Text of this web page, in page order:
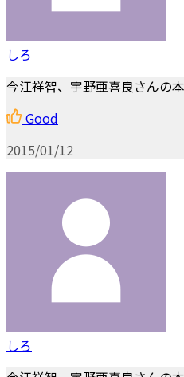
しろ
今江祥智、宇野亜喜良さんの
Good
2015/01/12
しろ